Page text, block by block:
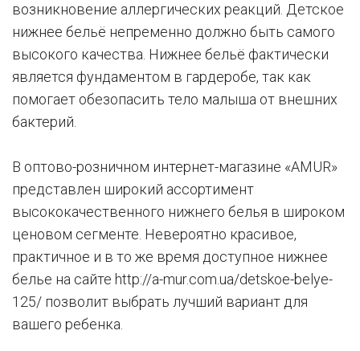
возникновение аллергических реакций. Детское
нижнее бельё непременно должно быть самого
высокого качества. Нижнее бельё фактически
является фундаментом в гардеробе, так как
помогает обезопасить тело малыша от внешних
бактерий.
В оптово-розничном интернет-магазине «AMUR»
представлен широкий ассортимент
высококачественного нижнего белья в широком
ценовом сегменте. Невероятно красивое,
практичное и в то же время доступное нижнее
белье на сайте http://a-mur.com.ua/detskoe-belye-
125/ позволит выбрать лучший вариант для
вашего ребенка.